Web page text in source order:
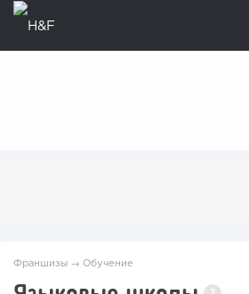
Франшизы → Обучение